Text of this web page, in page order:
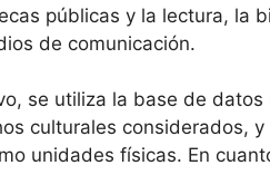
públicas y la lectura, la
de comunicación.
se utiliza la base de datos
culturales considerados, y
unidades físicas. En